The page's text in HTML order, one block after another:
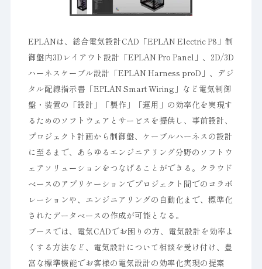
EPLANは、総合電気設計CAD「EPLAN Electric P8」制
御盤内3Dレイアウト設計「EPLAN Pro Panel」、2D/3D
ハーネスケーブル設計「EPLAN Harness proD」、デジ
タル配線指示書「EPLAN Smart Wiring」など電気制御
盤・装置の「設計」「製作」「運用」の効率化を実現す
るためのソフトウェアとサービスを提供し、事前設計、
プロジェクト計画から制御盤、ケーブルハーネスの設計
に至るまで、あらゆるエンジニアリング分野のソフトウ
ェアソリューションをつなげることができる。クラウド
ベースのアプリケーションでプロジェクト間でのコラボ
レーションや、エンジニアリングの自動化まで、標準化
されたデータベースの作成が可能となる。
ブースでは、電気CADでお困りの方、電気設計を効率よ
くする方法など、電気設計について相談を受け付け、豊
富な標準機能でお客様の電気設計の効率化実現の提案